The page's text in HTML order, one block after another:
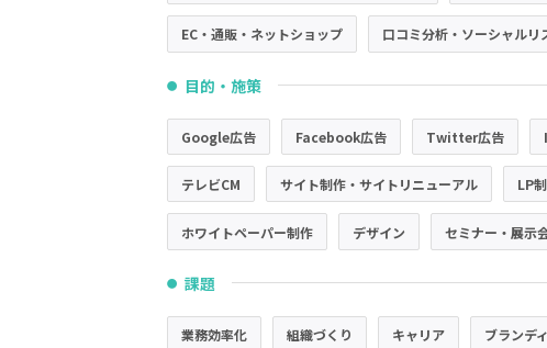
EC・通販・ネットショップ 口コミ分析・ソーシャルリ
● 目的・施策
Google広告 Facebook広告 Twitter広告
テレビCM サイト制作・サイトリニューアル LP
ホワイトペーパー制作 デザイン セミナー・展示
● 課題
業務効率化 組織づくり キャリア ブランデ